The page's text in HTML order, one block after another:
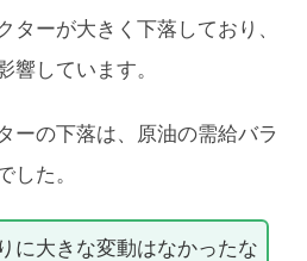
ターが大きく下落しており、
響しています。
ーの下落は、原油の需給バラ
した。
に大きな変動はなかったな